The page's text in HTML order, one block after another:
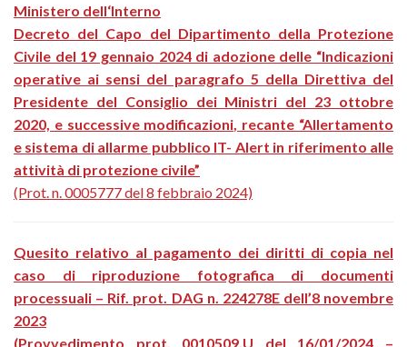
Ministero dell‘Interno
Decreto del Capo del Dipartimento della Protezione
Civile del 19 gennaio 2024 di adozione delle “Indicazioni
operative ai sensi del paragrafo 5 della Direttiva del
Presidente del Consiglio dei Ministri del 23 ottobre
2020, e successive modificazioni, recante “Allertamento
e sistema di allarme pubblico IT- Alert in riferimento alle
attività di protezione civile”
(Prot. n. 0005777 del 8 febbraio 2024)
Quesito relativo al pagamento dei diritti di copia nel
caso di riproduzione fotografica di documenti
processuali – Rif. prot. DAG n. 224278E dell’8 novembre
2023
(Provvedimento prot. 0010509.U del 16/01/2024 –